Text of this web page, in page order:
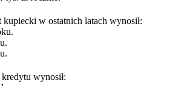
kupiecki w ostatnich latach wynosił:
wynosił: